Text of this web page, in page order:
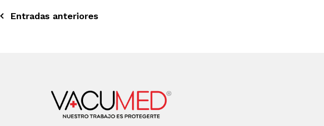
Navegación
Entradas anteriores